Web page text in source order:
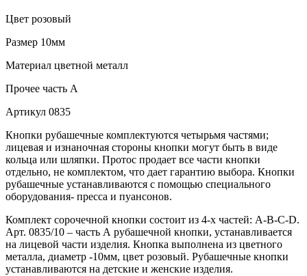
Цвет розовый
Размер 10мм
Материал цветной металл
Прочее часть A
Артикул 0835
Кнопки рубашечные комплектуются четырьмя частями;
лицевая и изнаночная стороны кнопки могут быть в виде
кольца или шляпки. Протос продает все части кнопки
отдельно, не комплектом, что дает гарантию выбора. Кнопки
рубашечные устанавливаются с помощью специального
оборудования- пресса и пуансонов.
Комплект сорочечной кнопки состоит из 4-х частей: А-В-С-D.
Арт. 0835/10 – часть А рубашечной кнопки, устанавливается
на лицевой части изделия. Кнопка выполнена из цветного
металла, диаметр -10мм, цвет розовый. Рубашечные кнопки
устанавливаются на детские и женские изделия.